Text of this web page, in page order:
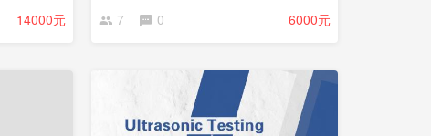
14000元
7
0 6000元